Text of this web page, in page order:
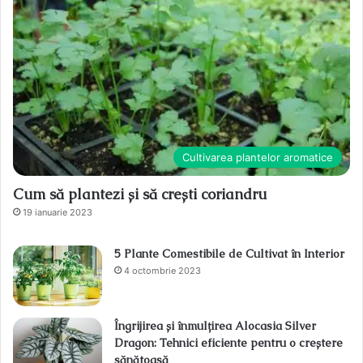
Cultivarea plantelor aromatice
Cum să plantezi și să crești coriandru
19 ianuarie 2023
5 Plante Comestibile de Cultivat în Interior
4 octombrie 2023
Îngrijirea și înmulțirea Alocasia Silver
Dragon: Tehnici eficiente pentru o creștere
sănătoasă